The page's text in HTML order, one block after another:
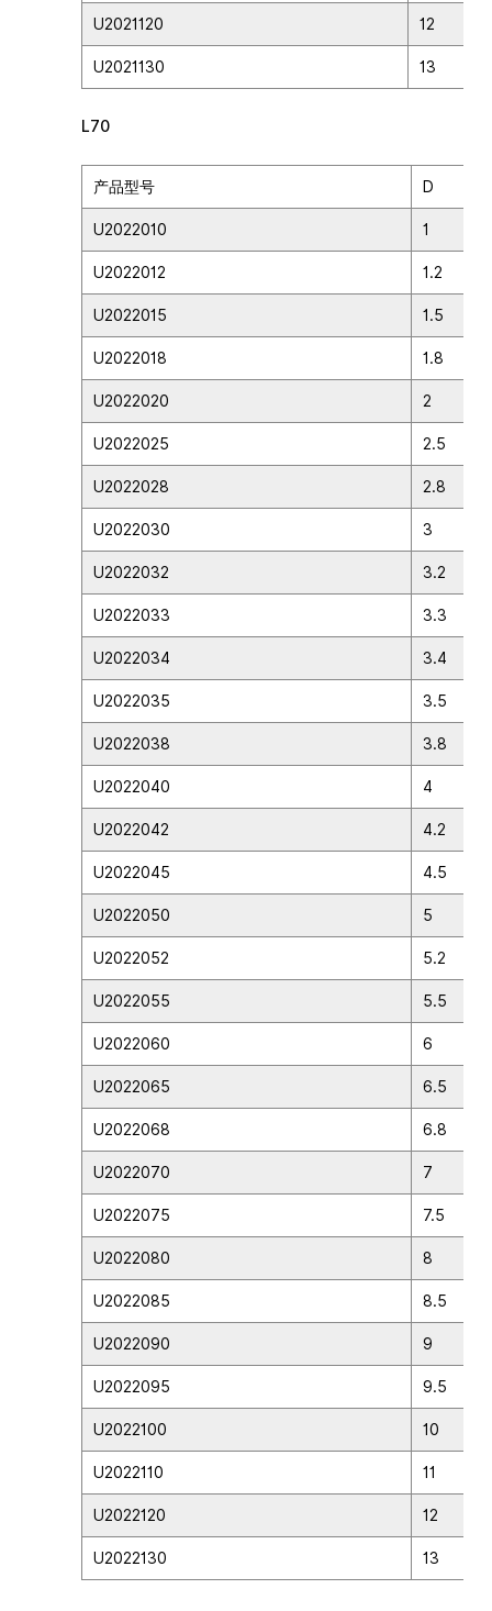
U2021120 12
U2021130 13
L70
产品型号 D
U2022010 1
U2022012 1.2
U2022015 1.5
U2022018 1.8
U2022020 2
U2022025 2.5
U2022028 2.8
U2022030 3
U2022032 3.2
U2022033 3.3
U2022034 3.4
U2022035 3.5
U2022038 3.8
U2022040 4
U2022042 4.2
U2022045 4.5
U2022050 5
U2022052 5.2
U2022055 5.5
U2022060 6
U2022065 6.5
U2022068 6.8
U2022070 7
U2022075 7.5
U2022080 8
U2022085 8.5
U2022090 9
U2022095 9.5
U2022100 10
U2022110 11
U2022120 12
U2022130 13